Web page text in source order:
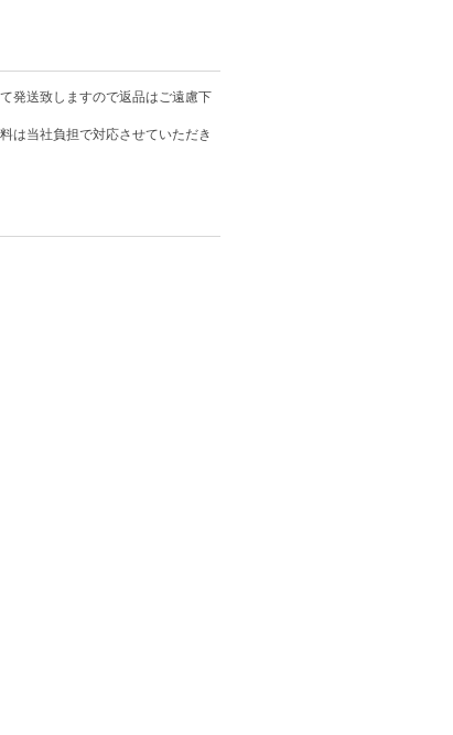
発送致しますので返品はご遠慮下
は当社負担で対応させていただき